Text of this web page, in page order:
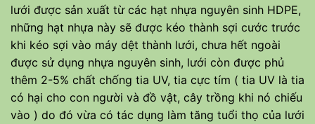
lưới được sản xuất từ các hạt nhựa nguyên sinh HDPE,
những hạt nhựa này sẽ được kéo thành sợi cước trước
khi kéo sợi vào máy dệt thành lưới, chưa hết ngoài
được sử dụng nhựa nguyên sinh, lưới còn được phủ
thêm 2-5% chất chống tia UV, tia cực tím ( tia UV là tia
có hại cho con người và đồ vật, cây trồng khi nó chiếu
vào ) do đó vừa có tác dụng làm tăng tuổi thọ của lưới